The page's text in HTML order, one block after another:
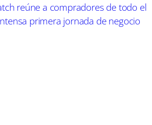
del Manchego, la actividad
reúne a compradores de todo el
primera jornada de negocio